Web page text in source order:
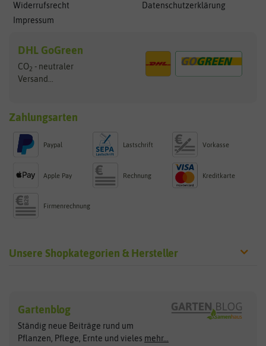
Widerrufsrecht
Impressum
Datenschutzerklärung
DHL GoGreen
CO2 - neutraler
Versand...
Zahlungsarten
Paypal Lastschrift Vorkasse
Apple Pay Rechnung Kreditkarte
Firmenrechnung
Unsere Shopkategorien & Hersteller
Exotische Samen
Gemüsesamen
Gründünger
Arche Noah
ASB Greenworld
Clever Pots
COMPO
Gartenblog
Ständig neue Beiträge rund um
Pflanzen, Pflege, Ernte und vieles mehr...